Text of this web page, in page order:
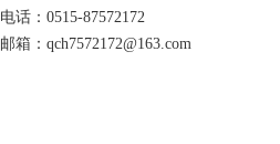
电话：0515-87572172
邮箱：qch7572172@163.com